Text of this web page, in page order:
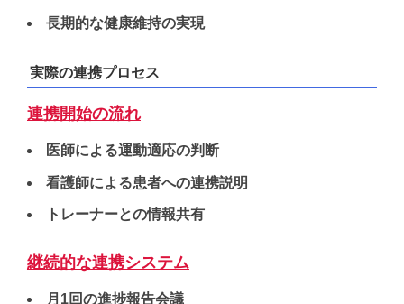
長期的な健康維持の実現
実際の連携プロセス
連携開始の流れ
医師による運動適応の判断
看護師による患者への連携説明
トレーナーとの情報共有
継続的な連携システム
月1回の進捗報告会議